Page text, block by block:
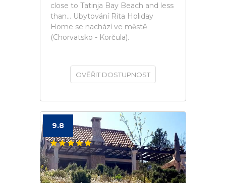
close to Tatinja Bay Beach and less
than... Ubytování Rita Holiday
Home se nachází ve městě
(Chorvatsko - Korčula).
OVĚŘIT DOSTUPNOST
9.8